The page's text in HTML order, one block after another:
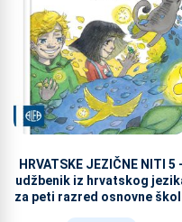
HRVATSKE JEZIČNE NITI 5 -
udžbenik iz hrvatskog
za peti razred osnovne